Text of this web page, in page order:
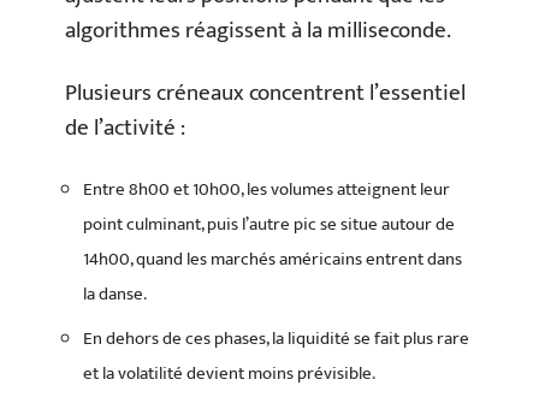
algorithmes réagissent à la milliseconde.
Plusieurs créneaux concentrent l’essentiel
de l’activité :
Entre 8h00 et 10h00, les volumes atteignent leur
point culminant, puis l’autre pic se situe autour de
14h00, quand les marchés américains entrent dans
la danse.
En dehors de ces phases, la liquidité se fait plus rare
et la volatilité devient moins prévisible.